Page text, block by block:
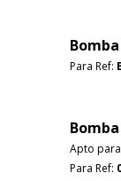
Para Ref:
Apto
Para Ref: